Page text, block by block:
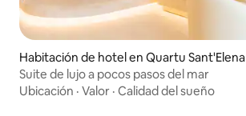
Habitación de hotel en Quartu Sant'Elena
Suite de lujo a pocos pasos del mar
Ubicación · Valor · Calidad del sueño